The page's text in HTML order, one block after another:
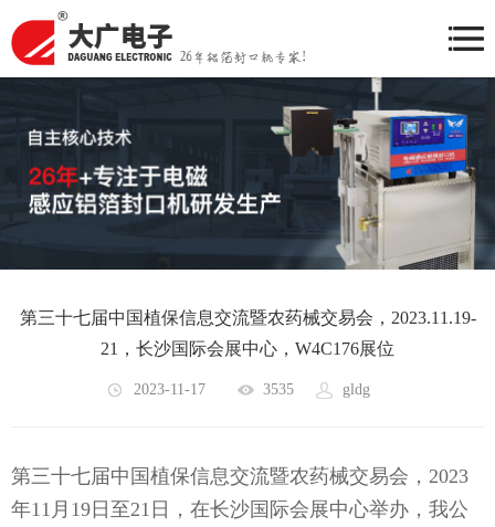
第三十七届中国植保信息交流暨农药械交易会，2023.11.19-
21，长沙国际会展中心，W4C176展位
2023-11-17 3535 gldg
第三十七届中国植保信息交流暨农药械交易会，2023
年11月19日至21日，在长沙国际会展中心举办，我公